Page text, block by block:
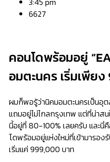
6627
คอนโดพร้อมอยู่
อมตะนคร เริ่มเพีย
ผมก็พอรู้ว่านิคมอมตะนครเป็นอุ
แถมอยู่ไม่ไกลกรุงเทพ แต่ที่น่าส
นี้อยู่ที่ 80-100% เลยครับ และนี่
โดพร้อมอยู่แห่งใหม่ที่เข้ามารอง
เริ่มแค่ 999,000 บาท